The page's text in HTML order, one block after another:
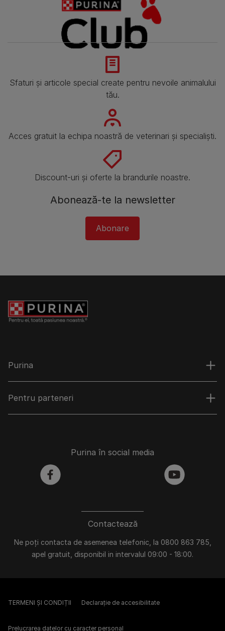
Sfaturi și articole special create pentru nevoile animalului
tău.
Acces gratuit la echipa noastră de veterinari și specialiști.
Discount-uri și oferte la brandurile noastre.
Abonează-te la newsletter
Abonare
Purina
Pentru parteneri
Contactează
Ne poți contacta de asemenea telefonic, la 0800 863 785,
apel gratuit, disponibil in intervalul 09:00 - 18:00.
Purina în social media
facebook youtube
TERMENI ȘI CONDIȚII Declarație de accesibilitate
Prelucrarea datelor cu caracter personal